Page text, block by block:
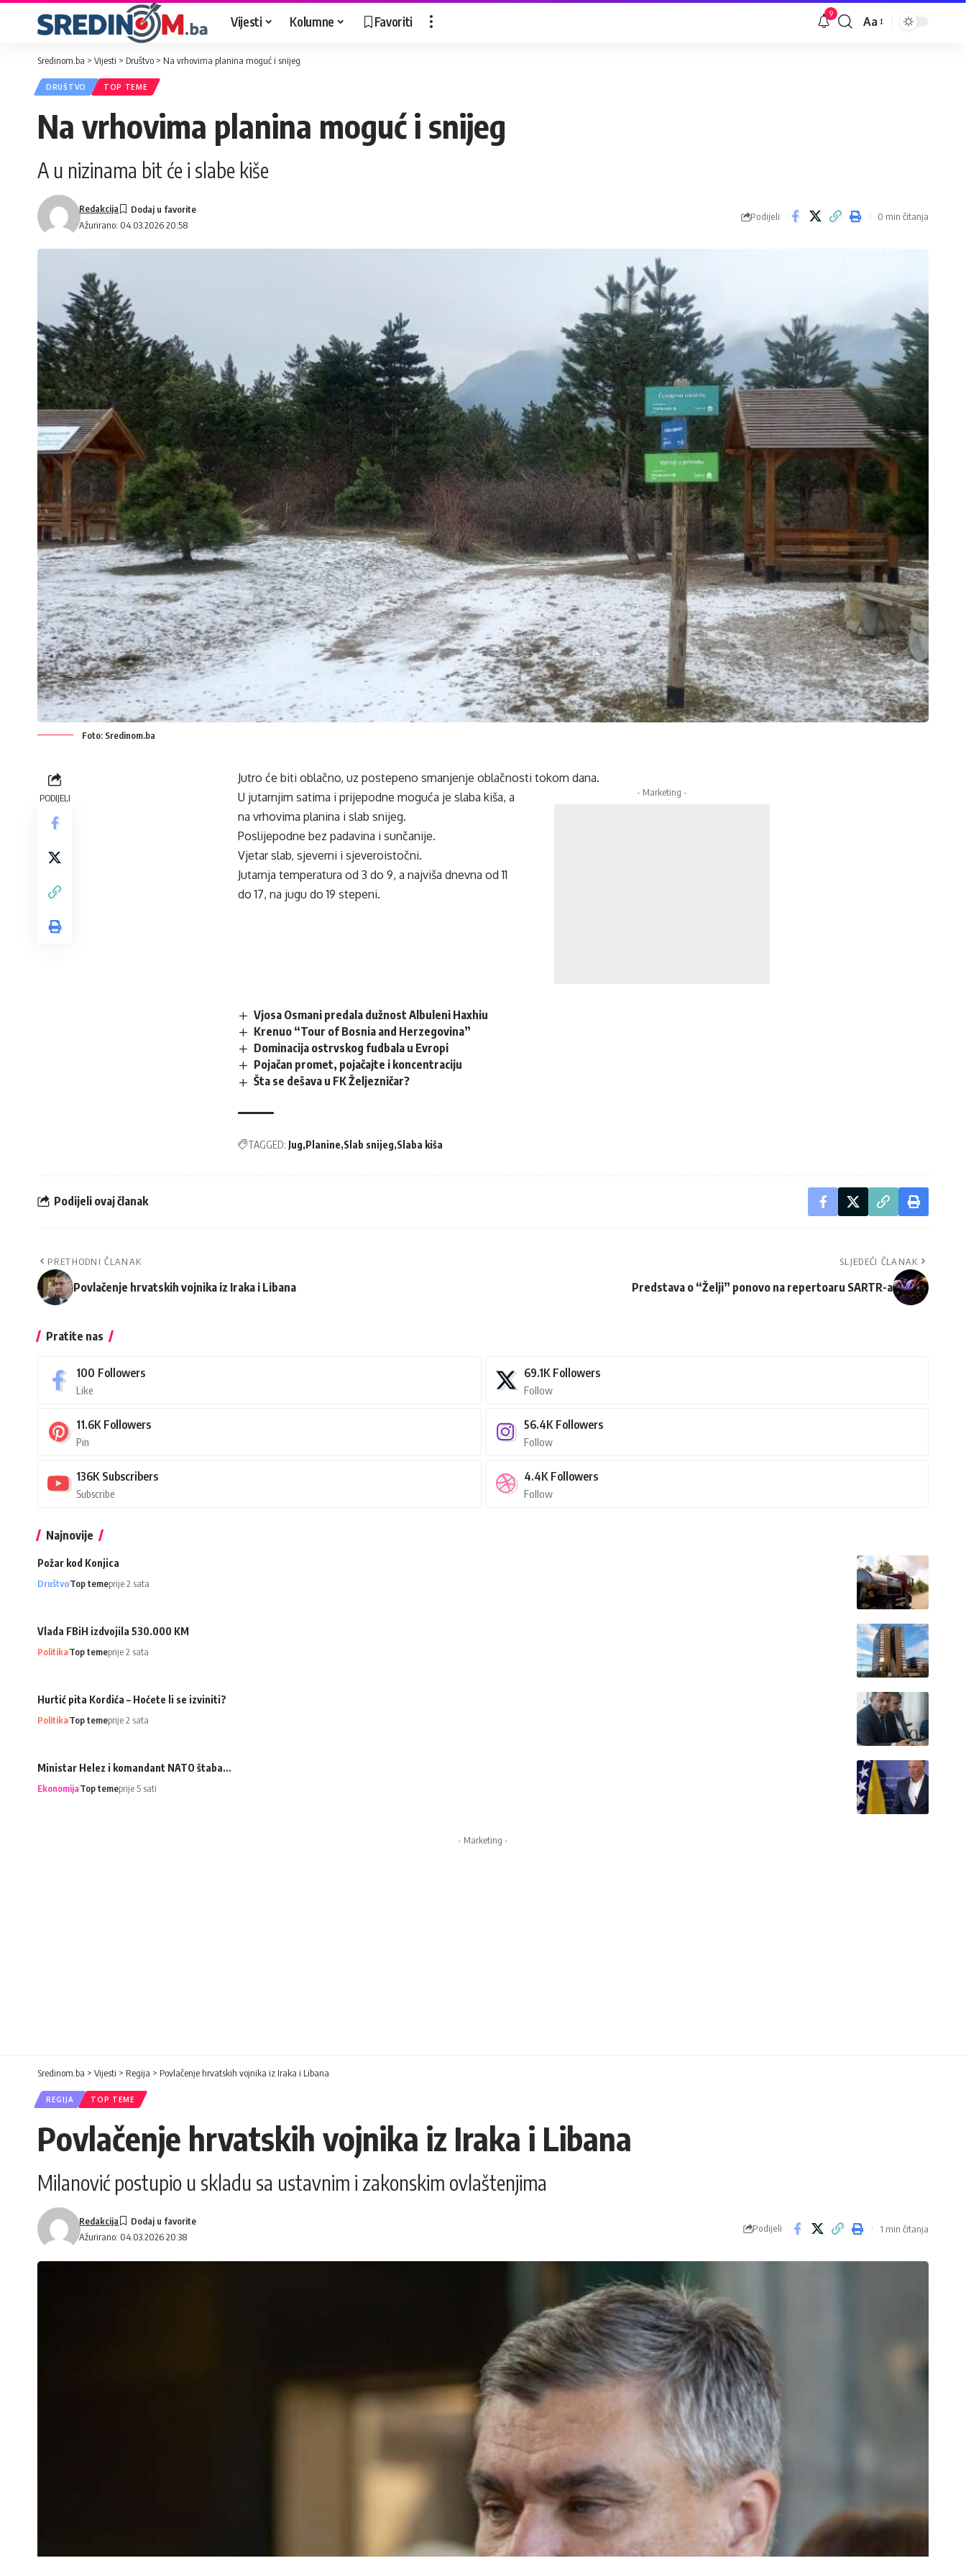
Vijesti Kolumne Favoriti 9
Veličina
Aa
Sredinom.ba > Vijesti > Društvo > Na vrhovima planina moguć i snijeg
DRUŠTVO TOP TEME
Na vrhovima planina moguć i snijeg
A u nizinama bit će i slabe kiše
Ažurirano: 04.03.2026 20:58
Redakcija
Podijeli 0 min čitanja
Foto: Sredinom.ba
PODIJELI
Jutro će biti oblačno, uz postepeno smanjenje oblačnosti tokom dana.
- Marketing -
U jutarnjim satima i prijepodne moguća je slaba kiša, a
na vrhovima planina i slab snijeg.
Poslijepodne bez padavina i sunčanije.
Vjetar slab, sjeverni i sjeveroistočni.
Jutarnja temperatura od 3 do 9, a najviša dnevna od 11
do 17, na jugu do 19 stepeni.
Vjosa Osmani predala dužnost Albuleni Haxhiu
Krenuo “Tour of Bosnia and Herzegovina”
Dominacija ostrvskog fudbala u Evropi
Pojačan promet, pojačajte i koncentraciju
Šta se dešava u FK Željezničar?
TAGGED: Jug Planine Slab snijeg Slaba kiša
Podijeli ovaj članak
PRETHODNI ČLANAK
Povlačenje hrvatskih vojnika iz Iraka i Libana
SLJEDEĆI ČLANAK
Predstava o “Želji” ponovo na repertoaru SARTR-a
Pratite nas
100 Followers
Like
69.1K Followers
Follow
11.6K Followers
Pin
56.4K Followers
Follow
136K Subscribers
Subscribe
4.4K Followers
Follow
Najnovije
Požar kod Konjica
DruštvoTop temeprije 2 sata
Vlada FBiH izdvojila 530.000 KM
PolitikaTop temeprije 2 sata
Hurtić pita Kordića – Hoćete li se izviniti?
PolitikaTop temeprije 2 sata
Ministar Helez i komandant NATO štaba…
EkonomijaTop temeprije 5 sati
- Marketing -
Sredinom.ba > Vijesti > Regija > Povlačenje hrvatskih vojnika iz Iraka i Libana
REGIJA TOP TEME
Povlačenje hrvatskih vojnika iz Iraka i Libana
Milanović postupio u skladu sa ustavnim i zakonskim ovlaštenjima
Ažurirano: 04.03.2026 20:38
Redakcija
Podijeli 1 min čitanja